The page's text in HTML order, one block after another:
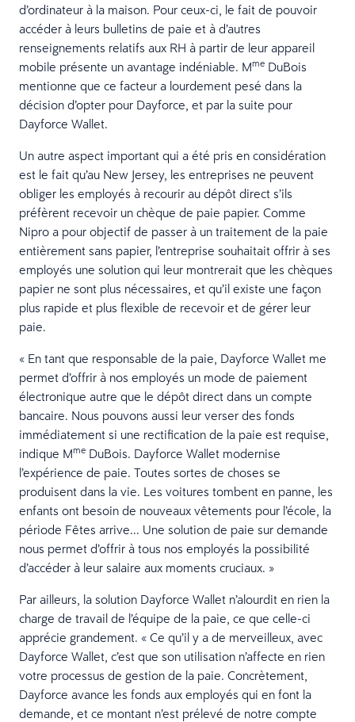
d’ordinateur à la maison. Pour ceux-ci, le fait de pouvoir
accéder à leurs bulletins de paie et à d’autres
renseignements relatifs aux RH à partir de leur appareil
mobile présente un avantage indéniable. Mme DuBois
mentionne que ce facteur a lourdement pesé dans la
décision d’opter pour Dayforce, et par la suite pour
Dayforce Wallet.
Un autre aspect important qui a été pris en considération
est le fait qu’au New Jersey, les entreprises ne peuvent
obliger les employés à recourir au dépôt direct s’ils
préfèrent recevoir un chèque de paie papier. Comme
Nipro a pour objectif de passer à un traitement de la paie
entièrement sans papier, l’entreprise souhaitait offrir à ses
employés une solution qui leur montrerait que les chèques
papier ne sont plus nécessaires, et qu’il existe une façon
plus rapide et plus flexible de recevoir et de gérer leur
paie.
« En tant que responsable de la paie, Dayforce Wallet me
permet d’offrir à nos employés un mode de paiement
électronique autre que le dépôt direct dans un compte
bancaire. Nous pouvons aussi leur verser des fonds
immédiatement si une rectification de la paie est requise,
indique Mme DuBois. Dayforce Wallet modernise
l’expérience de paie. Toutes sortes de choses se
produisent dans la vie. Les voitures tombent en panne, les
enfants ont besoin de nouveaux vêtements pour l’école, la
période Fêtes arrive... Une solution de paie sur demande
nous permet d’offrir à tous nos employés la possibilité
d’accéder à leur salaire aux moments cruciaux. »
Par ailleurs, la solution Dayforce Wallet n’alourdit en rien la
charge de travail de l’équipe de la paie, ce que celle-ci
apprécie grandement. « Ce qu’il y a de merveilleux, avec
Dayforce Wallet, c’est que son utilisation n’affecte en rien
votre processus de gestion de la paie. Concrètement,
Dayforce avance les fonds aux employés qui en font la
demande, et ce montant n’est prélevé de notre compte